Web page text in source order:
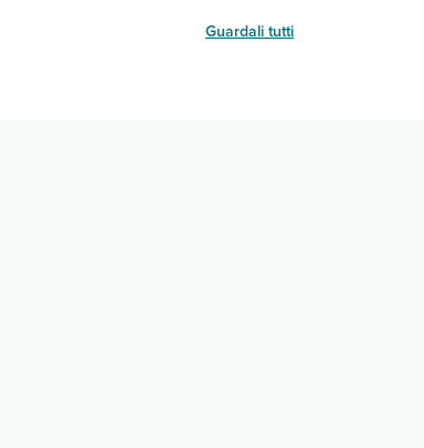
Guardali tutti